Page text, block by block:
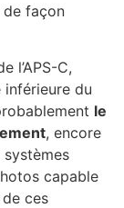
de façon
l’APS-C,
inférieure du
le
, encore
capable
ces